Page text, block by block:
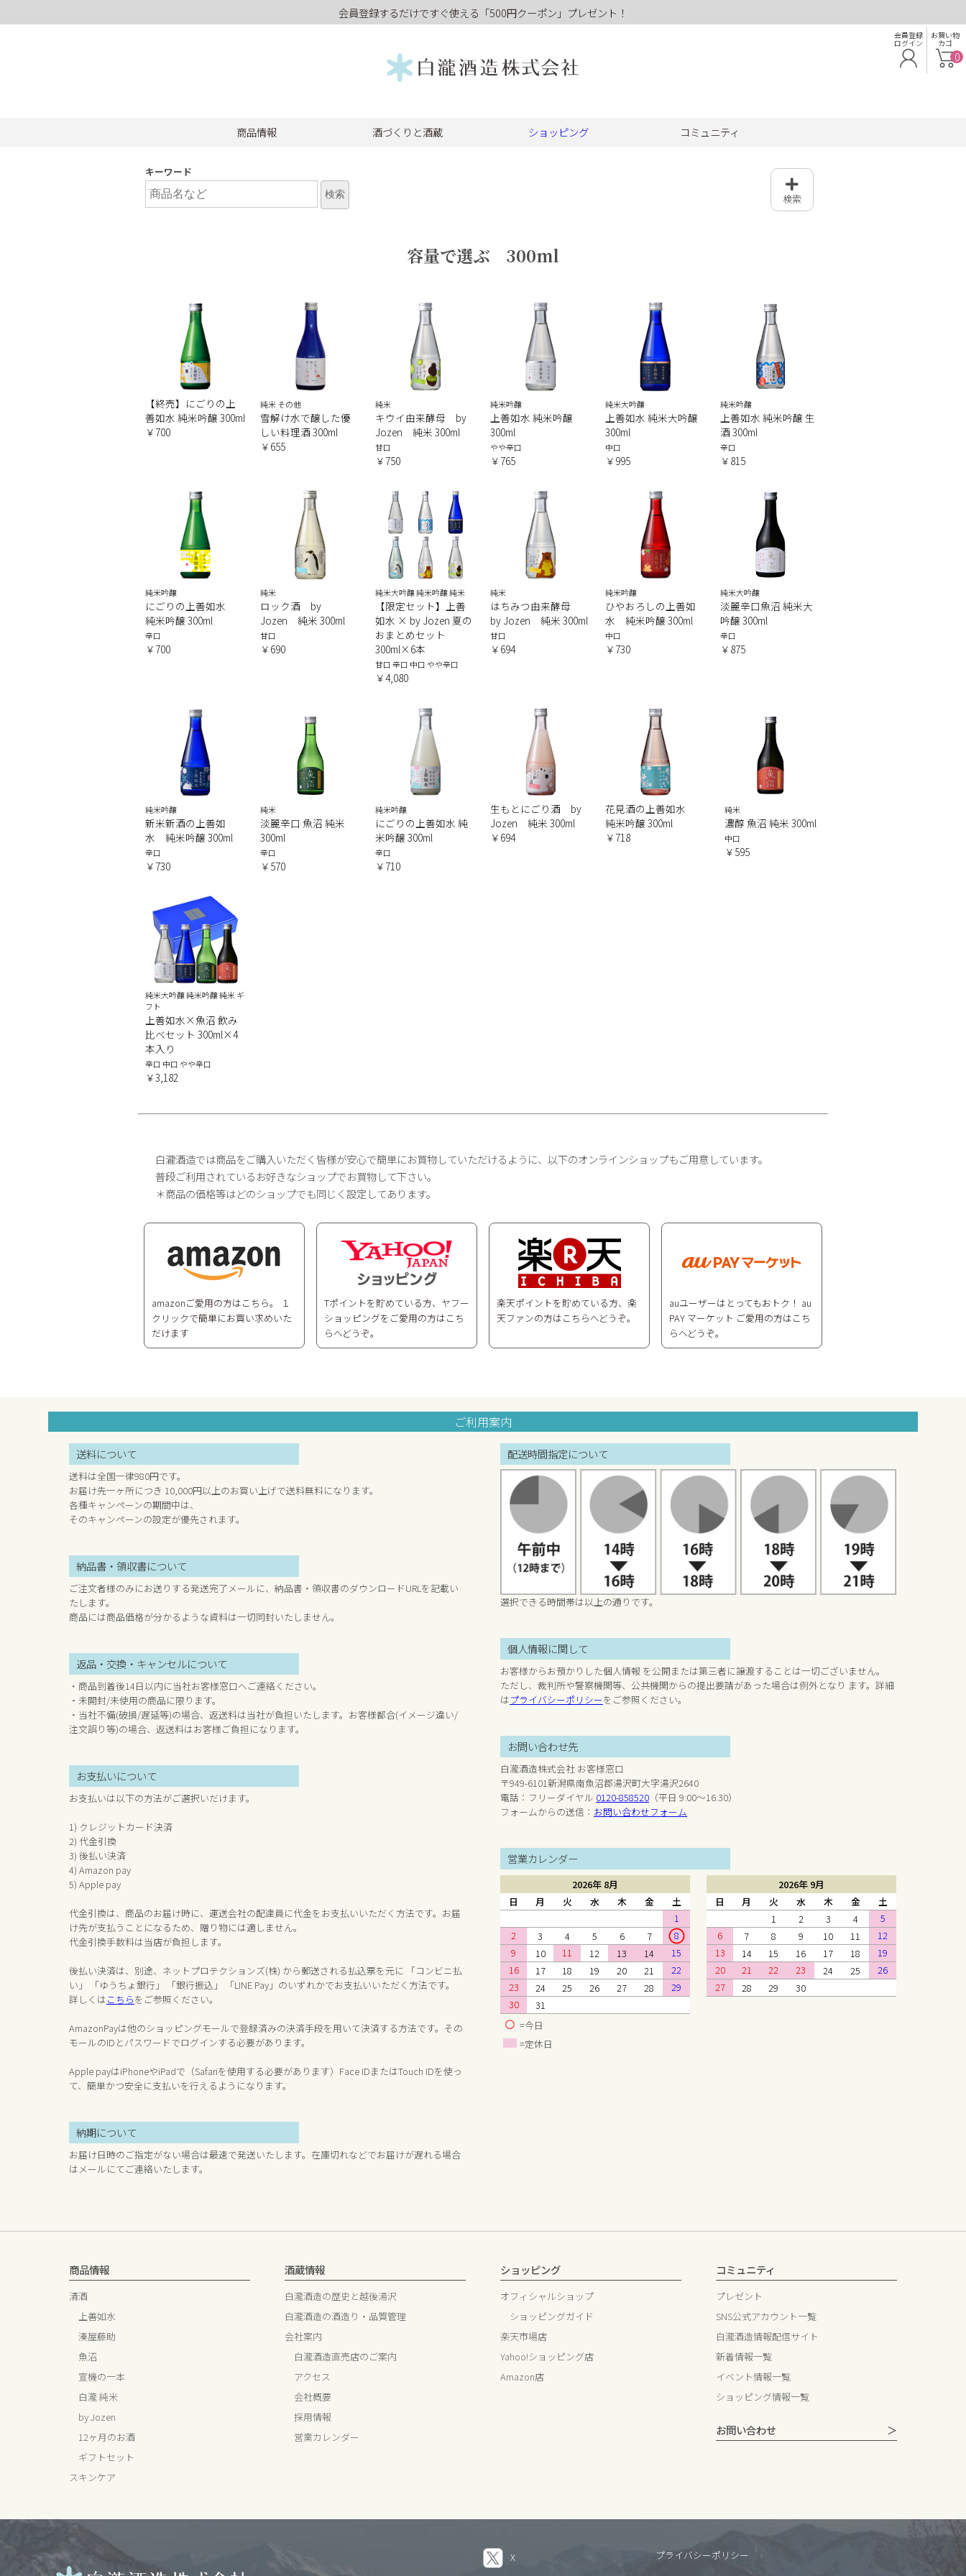
会員登録するだけですぐ使える「500円クーポン」プレゼント！
商品情報 酒づくりと酒蔵 ショッピング コミュニティ
会員登録
ログイン
お買い物
カゴ
0
キーワード
検索
容量で選ぶ 300ml
【終売】にごりの上
善如水 純米吟醸 300ml
￥700
純米 その他
雪解け水で醸した優
しい料理酒 300ml
￥655
純米
キウイ由来酵母 by
Jozen 純米 300ml
甘口
￥750
純米吟醸
上善如水 純米吟醸
300ml
やや辛口
￥765
純米大吟醸
上善如水 純米大吟醸
300ml
中口
￥995
純米吟醸
上善如水 純米吟醸 生
酒 300ml
辛口
￥815
純米吟醸
にごりの上善如水
純米吟醸 300ml
辛口
￥700
純米
ロック酒 by
Jozen 純米 300ml
甘口
￥690
純米大吟醸 純米吟醸 純米
【限定セット】上善
如水 × by Jozen 夏の
おまとめセット
300ml×6本
甘口 辛口 中口 やや辛口
￥4,080
純米
はちみつ由来酵母
by Jozen 純米 300ml
甘口
￥694
純米吟醸
ひやおろしの上善如
水 純米吟醸 300ml
中口
￥730
純米大吟醸
淡麗辛口魚沼 純米大
吟醸 300ml
辛口
￥875
純米吟醸
新米新酒の上善如
水 純米吟醸 300ml
辛口
￥730
純米
淡麗辛口 魚沼 純米
300ml
辛口
￥570
純米吟醸
にごりの上善如水 純
米吟醸 300ml
辛口
￥710
生もとにごり酒 by
Jozen 純米 300ml
￥694
花見酒の上善如水
純米吟醸 300ml
￥718
純米
濃醇 魚沼 純米 300ml
中口
￥595
純米大吟醸 純米吟醸 純米 ギ
フト
上善如水×魚沼 飲み
比べセット 300ml×4
本入り
辛口 中口 やや辛口
￥3,182
白瀧酒造では商品をご購入いただく皆様が安心で簡単にお買物していただけるように、以下のオンラインショップもご用意しています。
普段ご利用されているお好きなショップでお買物して下さい。
＊商品の価格等はどのショップでも同じく設定してあります。
amazonご愛用の方はこちら。 １
クリックで簡単にお買い求めいた
だけます
Tポイントを貯めている方、ヤフー
ショッピングをご愛用の方はこち
らへどうぞ。
楽天ポイントを貯めている方、楽
天ファンの方はこちらへどうぞ。
auユーザーはとってもおトク！ au
PAY マーケット ご愛用の方はこち
らへどうぞ。
ご利用案内
送料について
送料は全国一律980円です。
お届け先一ヶ所につき 10,000円以上のお買い上げで送料無料になります。
各種キャンペーンの期間中は、
そのキャンペーンの設定が優先されます。
納品書・領収書について
ご注文者様のみにお送りする発送完了メールに、納品書・領収書のダウンロードURLを記載い
たします。
商品には商品価格が分かるような資料は一切同封いたしません。
返品・交換・キャンセルについて
・商品到着後14日以内に当社お客様窓口へご連絡ください。
・未開封/未使用の商品に限ります。
・当社不備(破損/遅延等)の場合、返送料は当社が負担いたします。お客様都合(イメージ違い/
注文誤り等)の場合、返送料はお客様ご負担になります。
お支払いについて
お支払いは以下の方法がご選択いだけます。
1) クレジットカード決済
2) 代金引換
3) 後払い決済
4) Amazon pay
5) Apple pay
代金引換は、商品のお届け時に、運送会社の配達員に代金をお支払いいただく方法です。お届
け先が支払うことになるため、贈り物には適しません。
代金引換手数料は当店が負担します。
後払い決済は、別途、ネットプロテクションズ(株) から郵送される払込票を元に 「コンビニ払
い」 「ゆうちょ銀行」 「銀行振込」 「LINE Pay」のいずれかでお支払いいただく方法です。
詳しくはこちらをご参照ください。
AmazonPayは他のショッピングモールで登録済みの決済手段を用いて決済する方法です。その
モールのIDとパスワードでログインする必要があります。
Apple payはiPhoneやiPadで（Safariを使用する必要があります）Face IDまたはTouch IDを使っ
て、簡単かつ安全に支払いを行えるようになります。
納期について
お届け日時のご指定がない場合は最速で発送いたします。在庫切れなどでお届けが遅れる場合
はメールにてご連絡いたします。
配送時間指定について
選択できる時間帯は以上の通りです。
個人情報に関して
お客様からお預かりした個人情報 を公開または第三者に譲渡することは一切ございません。
ただし、裁判所や警察機関等、公共機関からの提出要請があった場合は例外となり ます。詳細
はプライバシーポリシーをご参照ください。
お問い合わせ先
白瀧酒造株式会社 お客様窓口
〒949-6101新潟県南魚沼郡湯沢町大字湯沢2640
電話：フリーダイヤル 0120-858520 （平日 9:00～16:30）
フォームからの送信： お問い合わせフォーム
営業カレンダー
2026年 8月
日
月 火 水 木 金
土
1
2
3 4 5 6 7
8
9
10 11 12 13 14
15
16
17 18 19 20 21
22
23
24 25 26 27 28
29
30
31
2026年 9月
日
月 火 水 木 金
土
1
2 3 4
5
6
7 8 9 10 11
12
13
14 15 16 17 18
19
20
21 22 23 24 25
26
27
28 29 30
=今日
=定休日
商品情報
清酒
上善如水
湊屋藤助
魚沼
宣機の一本
白瀧 純米
by Jozen
12ヶ月のお酒
ギフトセット
スキンケア
酒蔵情報
白瀧酒造の歴史と越後湯沢
白瀧酒造の酒造り・品質管理
会社案内
白瀧酒造直売店のご案内
アクセス
会社概要
採用情報
営業カレンダー
ショッピング
オフィシャルショップ
ショッピングガイド
楽天市場店
Yahoo!ショッピング店
Amazon店
コミュニティ
プレゼント
SNS公式アカウント一覧
白瀧酒造情報配信サイト
新着情報一覧
イベント情報一覧
ショッピング情報一覧
お問い合わせ
X プライバシーポリシー